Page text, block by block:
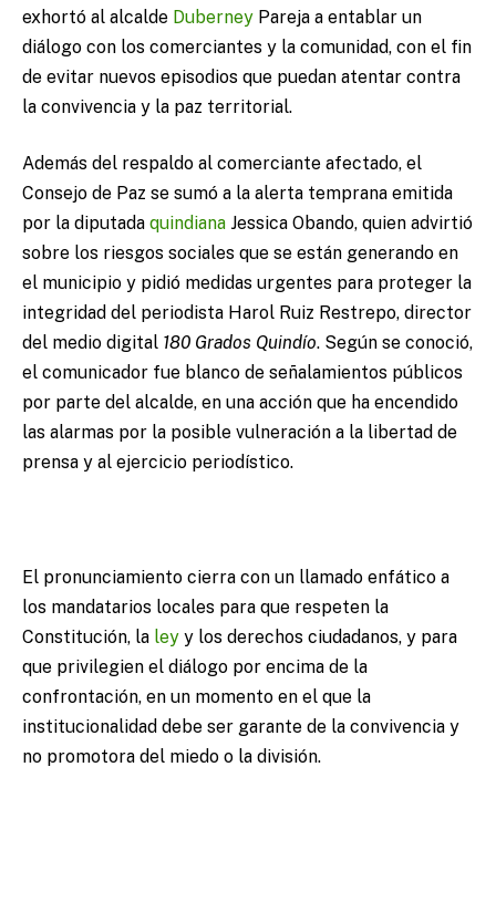
exhortó al alcalde Duberney Pareja a entablar un
diálogo con los comerciantes y la comunidad, con el fin
de evitar nuevos episodios que puedan atentar contra
la convivencia y la paz territorial.
Además del respaldo al comerciante afectado, el
Consejo de Paz se sumó a la alerta temprana emitida
por la diputada quindiana Jessica Obando, quien advirtió
sobre los riesgos sociales que se están generando en
el municipio y pidió medidas urgentes para proteger la
integridad del periodista Harol Ruiz Restrepo, director
del medio digital 180 Grados Quindío. Según se conoció,
el comunicador fue blanco de señalamientos públicos
por parte del alcalde, en una acción que ha encendido
las alarmas por la posible vulneración a la libertad de
prensa y al ejercicio periodístico.
El pronunciamiento cierra con un llamado enfático a
los mandatarios locales para que respeten la
Constitución, la ley y los derechos ciudadanos, y para
que privilegien el diálogo por encima de la
confrontación, en un momento en el que la
institucionalidad debe ser garante de la convivencia y
no promotora del miedo o la división.